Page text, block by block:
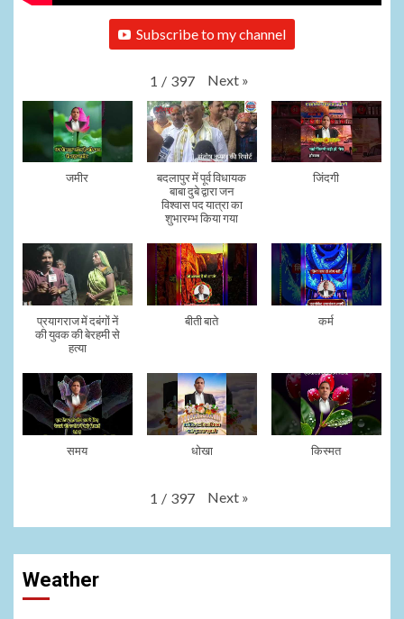
Subscribe to my channel
1 / 397 Next »
जमीर
बदलापुर में पूर्व विधायक
बाबा दुबे द्वारा जन
विश्वास पद यात्रा का
शुभारम्भ किया गया
जिंदगी
प्रयागराज में दबंगों नें
की युवक की बेरहमी से
हत्या
बीती बाते कर्म
समय धोखा किस्मत
1 / 397 Next »
Weather